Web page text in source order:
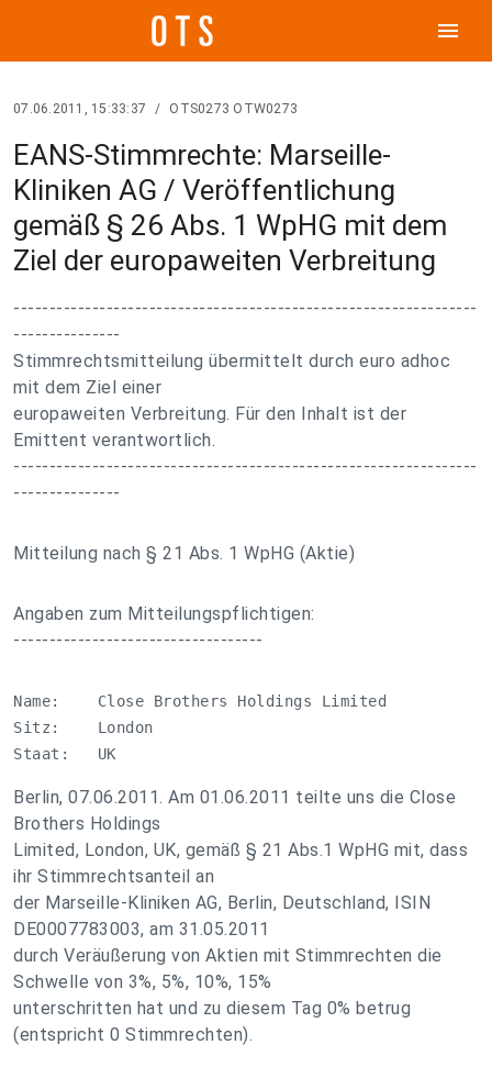
menu
07.06.2011, 15:33:37 / OTS0273 OTW0273
EANS-Stimmrechte: Marseille-
Kliniken AG / Veröffentlichung
gemäß § 26 Abs. 1 WpHG mit dem
Ziel der europaweiten Verbreitung
-----------------------------------------------------------------
---------------
Stimmrechtsmitteilung übermittelt durch euro adhoc
mit dem Ziel einer
europaweiten Verbreitung. Für den Inhalt ist der
Emittent verantwortlich.
-----------------------------------------------------------------
---------------
Mitteilung nach § 21 Abs. 1 WpHG (Aktie)
Angaben zum Mitteilungspflichtigen:
-----------------------------------
Name:    Close Brothers Holdings Limited
Sitz:    London
Staat:   UK
Berlin, 07.06.2011. Am 01.06.2011 teilte uns die Close
Brothers Holdings
Limited, London, UK, gemäß § 21 Abs.1 WpHG mit, dass
ihr Stimmrechtsanteil an
der Marseille-Kliniken AG, Berlin, Deutschland, ISIN
DE0007783003, am 31.05.2011
durch Veräußerung von Aktien mit Stimmrechten die
Schwelle von 3%, 5%, 10%, 15%
unterschritten hat und zu diesem Tag 0% betrug
(entspricht 0 Stimmrechten).